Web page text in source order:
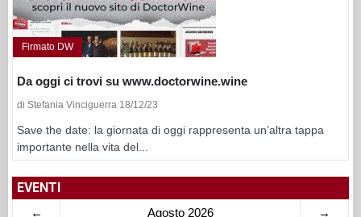
Firmato DW
Da oggi ci trovi su www.doctorwine.wine
di Stefania Vinciguerra 18/12/23
Save the date: la giornata di oggi rappresenta un’altra tappa
importante nella vita del...
EVENTI
← Agosto 2026 →